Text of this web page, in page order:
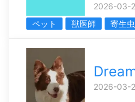
2026-03-
ペット
獣医師 寄生
2026-03-